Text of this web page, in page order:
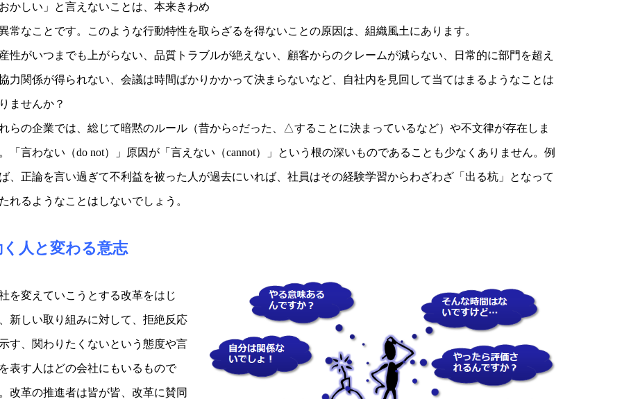
おかしい」と言えないことは、本来きわめ
常なことです。このような行動特性を取らざるを得ないことの原因は、組織風土にあります。
性がいつまでも上がらない、品質トラブルが絶えない、顧客からのクレームが減らない、日常的に部門を超え
力関係が得られない、会議は時間ばかりかかって決まらないなど、自社内を見回して当てはまるようなことは
ませんか？
らの企業では、総じて暗黙のルール（昔から○だった、△することに決まっているなど）や不文律が存在しま
「言わない（do not）」原因が「言えない（cannot）」という根の深いものであることも少なくありません。例
、正論を言い過ぎて不利益を被った人が過去にいれば、社員はその経験学習からわざわざ「出る杭」となって
れるようなことはしないでしょう。
人と変わる意志
を変えていこうとする改革をはじ
新しい取り組みに対して、拒絶反応
す、関わりたくないという態度や言
表す人はどの会社にもいるもので
改革の推進者は皆が皆、改革に賛同